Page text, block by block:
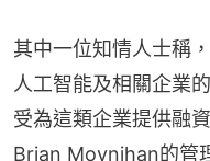
其中一位知情人士稱
人工智能及相關企業
受為這類企業提供融
Brian Moynihan的管